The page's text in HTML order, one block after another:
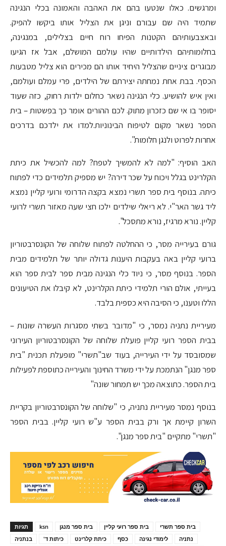
ומרגשים. כאלו שנטעו בהם את האהבה והאמונה בכלי הנגינה
שתמיד היה שם עבורם וניגן את הצליל אותו ביקשו להפיק.
ובאצבעותיהם הקטנות הפיחו רוח חיים בצלילים, במנגינה,
בחלומותיהם הילדותיים שהיו עולמם המושלם, אבל אז הגיעו
מבוגרים ציניים שהצליל היחיד אותו הם מכירים הוא צליל מטבעות
הכסף. בבת אחת נמחתה יצירתם של הילדים, פרי עמלם ועולמם,
ואין איש להושיע. כלי הנגינה נשאר כחלום ילדות רחוק, כזה שעוד
יסופר בו אי שם כזכרון מתוק. לכם ההורים אומר כך בפשטות – בית
הספר נשאר מקום לטיפוח הבינוניות.למדו את ילדכם בדרכים
אחרות לפרוט ולנגן חלומות".
האב הוסיף: "למה לא להמשיך לטפח? למה להכשיל את כיתת
הקלרינט בגלל ויכוח על שכר דירה? יש מספיק תלמידים כדי לפתוח
כיתה. בנוסף בית ספר תשרי נמצא בקצה הדרומי ורועי קליין נמצא
ליד גשר האר"י. לא ריאלי שילדים ילכו חצי שעה מאזור תשרי לרועי
קליין. נורא מרגיז, נורא מתסכל".
גורם בעירייה מסר, כי ההחלטה לפתוח שלוחה של הקונסרבטוריון
ברועי קליין באה בעקבות היענות גדולה יותר של תלמידים מבית
הספר. בנוסף מסר, כי ניוד כלי הנגינה מבית ספר לבית ספר הוא
בעייתי, אולם הורי תלמידי כיתת הקלרינט, לא קיבלו את הטיעונים
הללו וטענו, כי הסיבה היא כספית בלבד.
מעיריית נתניה נמסר, כי "מדובר בשתי מסגרות העשרה שונות –
בבית הספר רועי קליין פועלת שלוחה של הקונסרבטוריון העירוני
שמסובסד על ידי העירייה, בעוד שב"תשרי" מופעלת תכנית "בית
ספר מנגן" הנתמכת על ידי משרד החינוך והעירייה כתוספת לפעילות
בית הספר. כתוצאה מכך יש תמחור שונה"
בנוסף נמסר מעיריית נתניה, כי "שלוחה של הקונסרבטוריון בקריית
השרון קיימת אך ורק בבית הספר ע"ש רועי קליין. בבית הספר
"תשרי" מתקיים "בית ספר מנגן".
תגיות ksn בית ספר מנגן בית ספר רועי קליין
בית ספר תשרי
בנתניה
כיתות ד' כיתת קלרינט כסף לימודי נגינה
נתניה